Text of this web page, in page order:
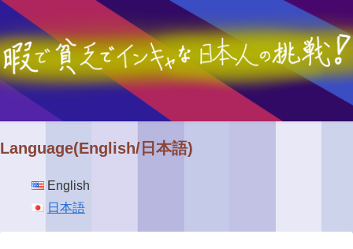
Language(English/日本語)
English
日本語